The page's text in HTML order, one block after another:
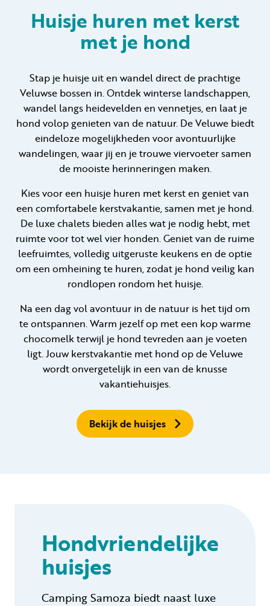
Particulier huren
+31 (0) 577 411 283
Contact
Werken bij
Mijn Samoza
Huisje huren met kerst
met je hond
Stap je huisje uit en wandel direct de prachtige
Veluwse bossen in. Ontdek winterse landschappen,
wandel langs heidevelden en vennetjes, en laat je
hond volop genieten van de natuur. De Veluwe biedt
eindeloze mogelijkheden voor avontuurlijke
wandelingen, waar jij en je trouwe viervoeter samen
de mooiste herinneringen maken.
Kies voor een huisje huren met kerst en geniet van
een comfortabele kerstvakantie, samen met je hond.
De luxe chalets bieden alles wat je nodig hebt, met
ruimte voor tot wel vier honden. Geniet van de ruime
leefruimtes, volledig uitgeruste keukens en de optie
om een omheining te huren, zodat je hond veilig kan
rondlopen rondom het huisje.
Na een dag vol avontuur in de natuur is het tijd om
te ontspannen. Warm jezelf op met een kop warme
chocomelk terwijl je hond tevreden aan je voeten
ligt. Jouw kerstvakantie met hond op de Veluwe
wordt onvergetelijk in een van de knusse
vakantiehuisjes.
Bekijk de huisjes
Hondvriendelijke
huisjes
Camping Samoza biedt naast luxe